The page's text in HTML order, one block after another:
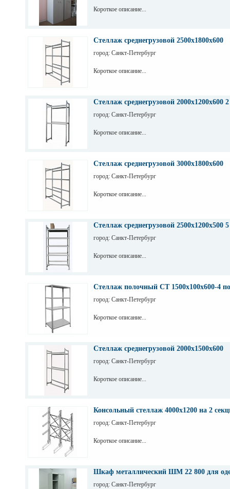
Короткое описание...
Стеллаж среднегрузовой 2500х1800х600
город: Санкт-Петербург
Короткое описание...
Стеллаж среднегрузовой 2000х1200х600
город: Санкт-Петербург
Короткое описание...
Стеллаж среднегрузовой 3000х1800х600
город: Санкт-Петербург
Короткое описание...
Стеллаж среднегрузовой 2500х1200х500
город: Санкт-Петербург
Короткое описание...
Стеллаж полочный СТ 1500х100х600-4
город: Санкт-Петербург
Короткое описание...
Стеллаж среднегрузовой 2000х1500х600
город: Санкт-Петербург
Короткое описание...
Консольный стеллаж 4000х1200 на 2
город: Санкт-Петербург
Короткое описание...
Шкаф металлический ШМ 22 800 для
город: Санкт-Петербург